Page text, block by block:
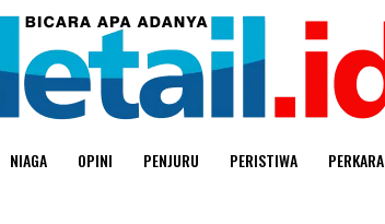
NIAGA OPINI PENJURU PERISTIWA PERKARA